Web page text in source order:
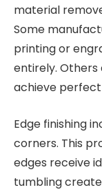
material
Some
printing or
entirely.
achieve
Edge finishing
corners. This
edges receive
tumbling